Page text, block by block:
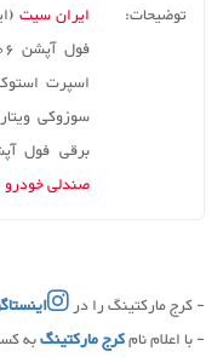
توضیحات: ایران سیت
فول آپشن 206
اسپرت
برقی فول آپشن استوک 207
صندلی خودرو
- کرج مارکتینگ را در
- با اعلام نامکرج مارکتینگبه